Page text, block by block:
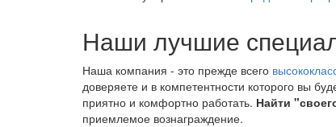
Наши лучшие
Наша компания - это прежде всего
доверяете и в компетентности которого вы
приятно и комфортно работать. Найти
приемлемое вознаграждение.